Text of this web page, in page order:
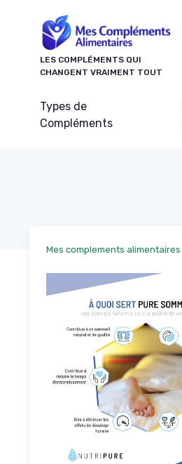
LES COMPLÉMENTS QUI
CHANGENT VRAIMENT TOUT
Types de
Compléments
Mes complements alimentaires